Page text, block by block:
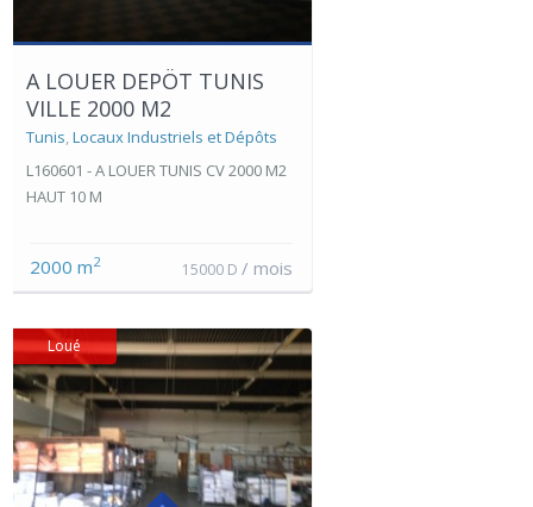
A LOUER DEPÖT TUNIS
VILLE 2000 M2
Tunis,Locaux Industriels et Dépôts
L160601 - A LOUER TUNIS CV 2000 M2
HAUT 10 M
2000 m2 15000 D / mois
Loué